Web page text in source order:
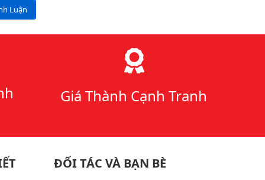
Luận
Giá Thành Cạnh Tranh
ĐỐI TÁC VÀ BẠN BÈ